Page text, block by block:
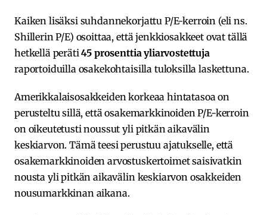
Kaiken lisäksi suhdannekorjattu P/E-kerroin (eli ns.
Shillerin P/E) osoittaa, että jenkkiosakkeet ovat tällä
hetkellä peräti45 prosenttia yliarvostettuja
raportoiduilla osakekohtaisilla tuloksilla laskettuna.
Amerikkalaisosakkeiden korkeaa hintatasoa on
perusteltu sillä, että osakemarkkinoiden P/E-kerroin
on oikeutetusti noussut yli pitkän aikavälin
keskiarvon. Tämä teesi perustuu ajatukselle, että
osakemarkkinoiden arvostuskertoimet saisivatkin
nousta yli pitkän aikavälin keskiarvon osakkeiden
nousumarkkinan aikana.